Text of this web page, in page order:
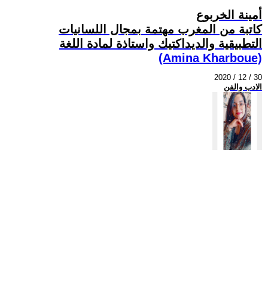
أمينة الخربوع
كاتبة من المغرب مهتمة بمجال اللسانيات
التطبيقية والديداكتيك واستاذة لمادة اللغة
(Amina Kharboue)
2020 / 12 / 30
الادب والفن